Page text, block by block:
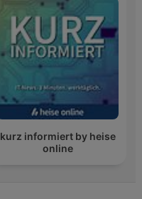
kurz informiert by heise
online